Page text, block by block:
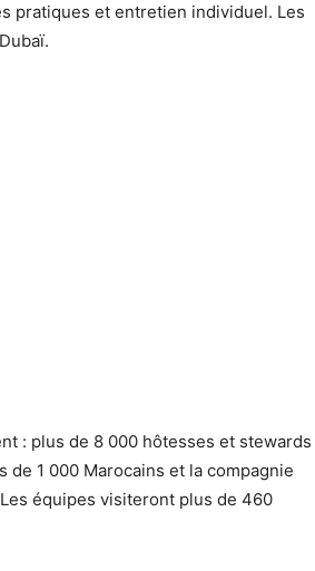
pratiques et entretien individuel. Les
: plus de 8 000 hôtesses et stewards
de 1 000 Marocains et la compagnie
équipes visiteront plus de 460